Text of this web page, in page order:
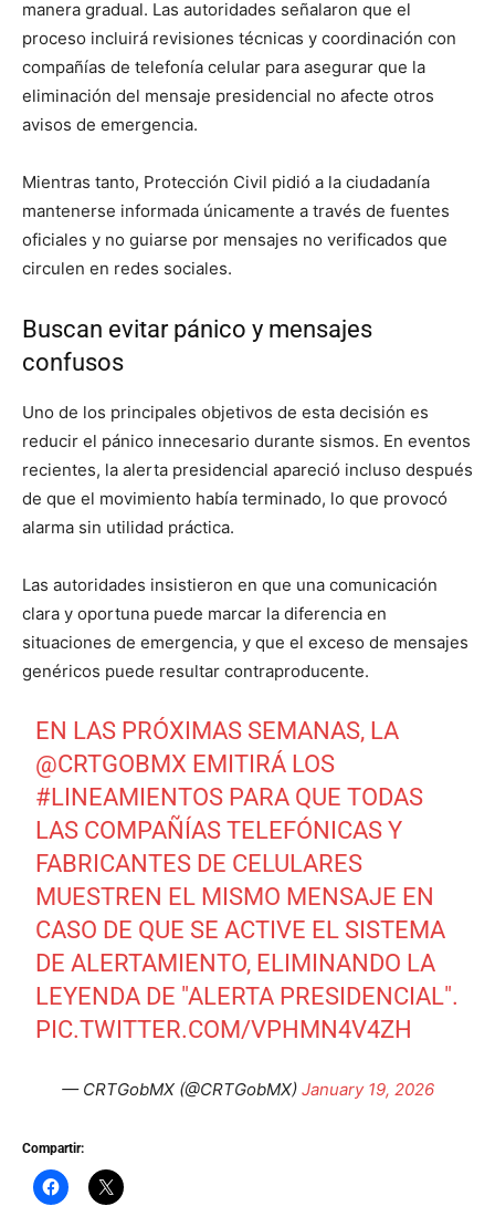
manera gradual. Las autoridades señalaron que el
proceso incluirá revisiones técnicas y coordinación con
compañías de telefonía celular para asegurar que la
eliminación del mensaje presidencial no afecte otros
avisos de emergencia.
Mientras tanto, Protección Civil pidió a la ciudadanía
mantenerse informada únicamente a través de fuentes
oficiales y no guiarse por mensajes no verificados que
circulen en redes sociales.
Buscan evitar pánico y mensajes
confusos
Uno de los principales objetivos de esta decisión es
reducir el pánico innecesario durante sismos. En eventos
recientes, la alerta presidencial apareció incluso después
de que el movimiento había terminado, lo que provocó
alarma sin utilidad práctica.
Las autoridades insistieron en que una comunicación
clara y oportuna puede marcar la diferencia en
situaciones de emergencia, y que el exceso de mensajes
genéricos puede resultar contraproducente.
EN LAS PRÓXIMAS SEMANAS, LA
@CRTGOBMX EMITIRÁ LOS
#LINEAMIENTOS PARA QUE TODAS
LAS COMPAÑÍAS TELEFÓNICAS Y
FABRICANTES DE CELULARES
MUESTREN EL MISMO MENSAJE EN
CASO DE QUE SE ACTIVE EL SISTEMA
DE ALERTAMIENTO, ELIMINANDO LA
LEYENDA DE "ALERTA PRESIDENCIAL".
PIC.TWITTER.COM/VPHMN4V4ZH
— CRTGobMX (@CRTGobMX) January 19, 2026
Compartir: